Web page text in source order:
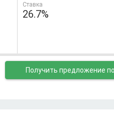
Ставка
26.7%
Получить предложение